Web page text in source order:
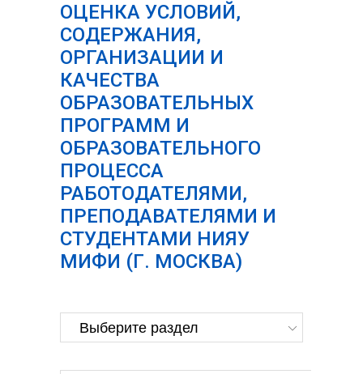
ОЦЕНКА УСЛОВИЙ,
СОДЕРЖАНИЯ,
ОРГАНИЗАЦИИ И
КАЧЕСТВА
ОБРАЗОВАТЕЛЬНЫХ
ПРОГРАММ И
ОБРАЗОВАТЕЛЬНОГО
ПРОЦЕССА
РАБОТОДАТЕЛЯМИ,
ПРЕПОДАВАТЕЛЯМИ И
СТУДЕНТАМИ НИЯУ
МИФИ (Г. МОСКВА)